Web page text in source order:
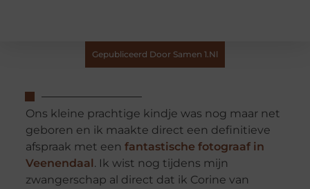
Gepubliceerd Door Samen 1.nl
Ons kleine prachtige kindje was nog maar net
geboren en ik maakte direct een definitieve
afspraak met een fantastische fotograaf in
Veenendaal. Ik wist nog tijdens mijn
zwangerschap al direct dat ik Corine van